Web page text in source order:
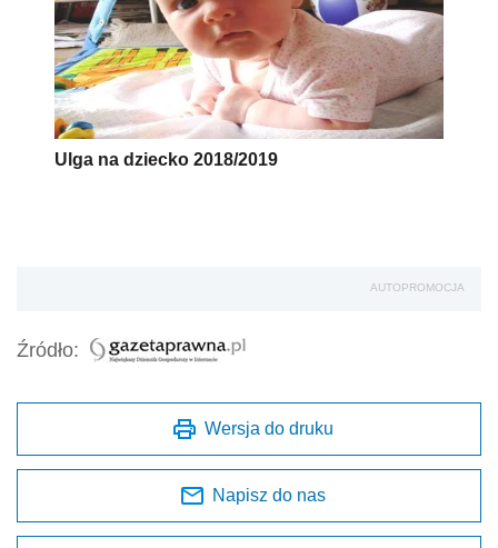
Ulga na dziecko 2018/2019
AUTOPROMOCJA
Źródło:
Wersja do druku
Napisz do nas